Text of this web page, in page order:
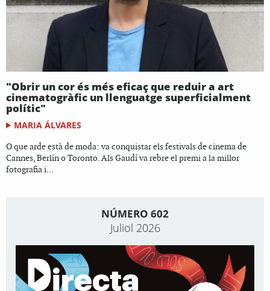
"Obrir un cor és més eficaç que reduir a art
cinematogràfic un llenguatge superficialment
polític"
MARIA ÁLVARES
O que arde està de moda: va conquistar els festivals de cinema de
Cannes, Berlín o Toronto. Als Gaudí va rebre el premi a la millor
fotografia i...
NÚMERO 602
Juliol 2026